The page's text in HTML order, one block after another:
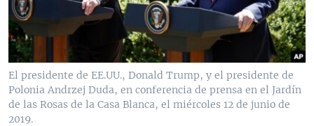
VENEZUELA
BRASIL
NICARAGUA
ECONOMÍA
ENTRETENIMIENTO Y CULTURA
TECNOLOGÍA
DEPORTES
MULTIMEDIA
VIDEOS
FOTOGRAFÍA
AUDIOS
PROGRAMAS TV
EL MUNDO AL DÍA
FORO INTERAMERICANO
RADIO
AVANCE INFORMATIVO
DIRECT
El presidente de EE.UU., Donald Trump, y el presidente de
Polonia Andrzej Duda, en conferencia de prensa en el Jardín
de las Rosas de la Casa Blanca, el miércoles 12 de junio de
2019.